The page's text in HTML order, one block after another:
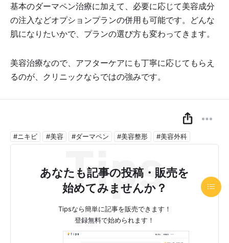
基本のダーマペン治療に加えて、必要に応じて美容成分
の注入などオプションプランの併用も可能です。どんな
肌になりたいかで、プランの選び方も変わってきます。
美容治療なので、アフターケアにも丁寧に応じてもらえ
るのが、クリニックならではの強みです。
#ニキビ #美容 #ダーマペン #美容整形 #美容外科
あなたも記事の投稿・販売を
始めてみませんか？
Tipsなら簡単に記事を販売できます！
登録無料で始められます！